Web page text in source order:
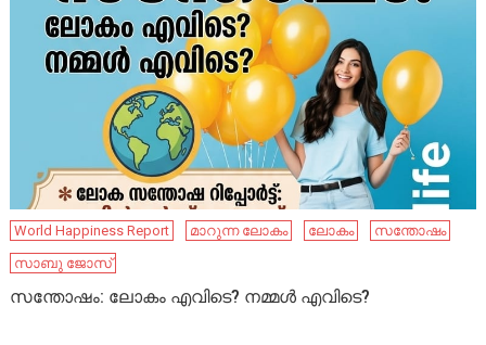
World Happiness Report മാറുന്ന ലോകം ലോകം
സന്തോഷം
സാബു ജോസ്
സന്തോഷം: ലോകം എവിടെ? നമ്മൾ എവിടെ?